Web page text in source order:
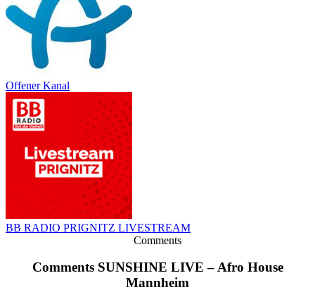
Offener Kanal
BB RADIO PRIGNITZ LIVESTREAM
Comments
Comments SUNSHINE LIVE – Afro House
Mannheim